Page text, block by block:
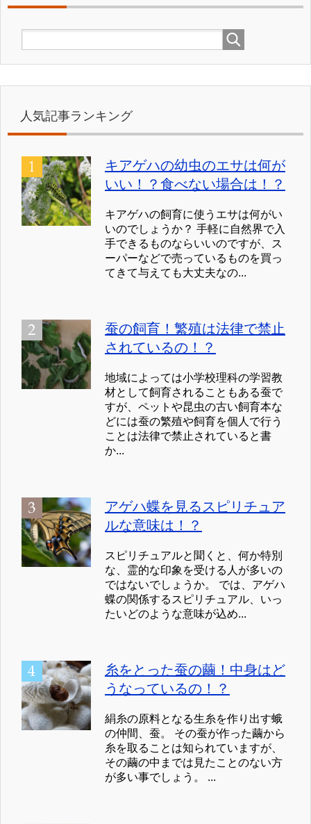
人気記事ランキング
キアゲハの幼虫のエサは何が
いい！？食べない場合は！？
キアゲハの飼育に使うエサは何がい
いのでしょうか？ 手軽に自然界で入
手できるものならいいのですが、ス
ーパーなどで売っているものを買っ
てきて与えても大丈夫なの...
蚕の飼育！繁殖は法律で禁止
されているの！？
地域によっては小学校理科の学習教
材として飼育されることもある蚕で
すが、ペットや昆虫の古い飼育本な
どには蚕の繁殖や飼育を個人で行う
ことは法律で禁止されていると書
か...
アゲハ蝶を見るスピリチュア
ルな意味は！？
スピリチュアルと聞くと、何か特別
な、霊的な印象を受ける人が多いの
ではないでしょうか。 では、アゲハ
蝶の関係するスピリチュアル、いっ
たいどのような意味が込め...
糸をとった蚕の繭！中身はど
うなっているの！？
絹糸の原料となる生糸を作り出す蛾
の仲間、蚕。 その蚕が作った繭から
糸を取ることは知られていますが、
その繭の中までは見たことのない方
が多い事でしょう。 ...